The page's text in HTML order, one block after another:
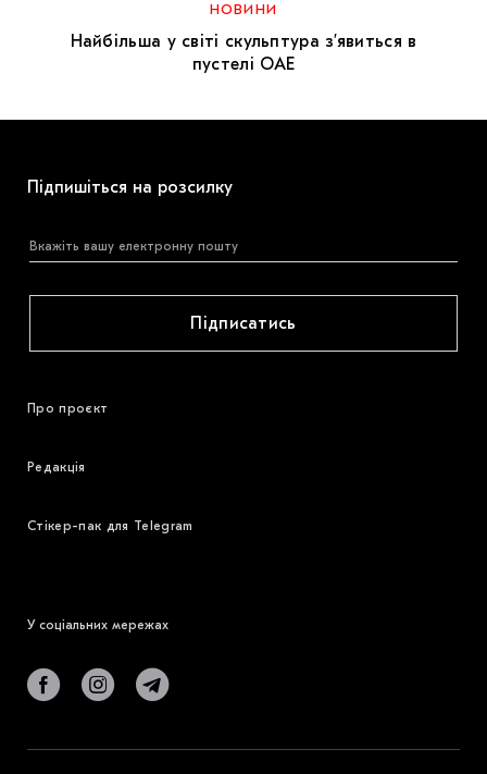
НОВИНИ
Найбільша у світі скульптура зʼявиться в
пустелі ОАЕ
Підпишіться на розсилку
Підписатись
Про проєкт
Редакція
Стікер-пак для Telegram
У соціальних мережах